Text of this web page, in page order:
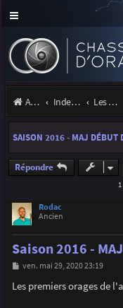
Accueil Index du forum Les orages
SAISON 2016 - MAJ DÉBUT
Répondre
Rodac
Ancien
Saison 2016 -
M
s
s
ven. mai 29, 2020 23:19
Les premiers orages de